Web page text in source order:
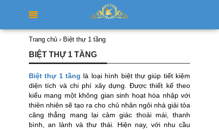
Trang chủ › Biệt thự 1 tầng
BIỆT THỰ 1 TẦNG
Biệt thự 1 tầng là loại hình biệt thự giúp tiết kiệm
diện tích và chi phí xây dựng. Được thiết kế theo
kiểu mang một không gian sinh hoạt hòa nhập với
thiên nhiên sẽ tạo ra cho chủ nhân ngôi nhà giải tỏa
căng thẳng mang lại cảm giác thoải mái, thanh
bình, an lành và thư thái. Hiện nay, với nhu cầu